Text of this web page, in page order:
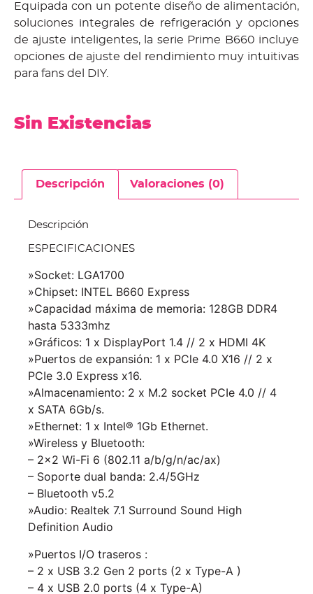
Equipada con un potente diseño de alimentación,
soluciones integrales de refrigeración y opciones
de ajuste inteligentes, la serie Prime B660 incluye
opciones de ajuste del rendimiento muy intuitivas
para fans del DIY.
Sin Existencias
Descripción Valoraciones (0)
Descripción
ESPECIFICACIONES
»Socket: LGA1700
»Chipset: INTEL B660 Express
»Capacidad máxima de memoria: 128GB DDR4
hasta 5333mhz
»Gráficos: 1 x DisplayPort 1.4 // 2 x HDMI 4K
»Puertos de expansión: 1 x PCle 4.0 X16 // 2 x
PCIe 3.0 Express x16.
»Almacenamiento: 2 x M.2 socket PCIe 4.0 // 4
x SATA 6Gb/s.
»Ethernet: 1 x Intel® 1Gb Ethernet.
»Wireless y Bluetooth:
– 2×2 Wi-Fi 6 (802.11 a/b/g/n/ac/ax)
– Soporte dual banda: 2.4/5GHz
– Bluetooth v5.2
»Audio: Realtek 7.1 Surround Sound High
Definition Audio
»Puertos I/O traseros :
– 2 x USB 3.2 Gen 2 ports (2 x Type-A )
– 4 x USB 2.0 ports (4 x Type-A)